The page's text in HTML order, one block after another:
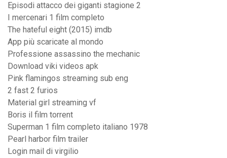
Episodi attacco dei giganti stagione 2
I mercenari 1 film completo
The hateful eight (2015) imdb
App più scaricate al mondo
Professione assassino the mechanic
Download viki videos apk
Pink flamingos streaming sub eng
2 fast 2 furios
Material girl streaming vf
Boris il film torrent
Superman 1 film completo italiano 1978
Pearl harbor film trailer
Login mail di virgilio